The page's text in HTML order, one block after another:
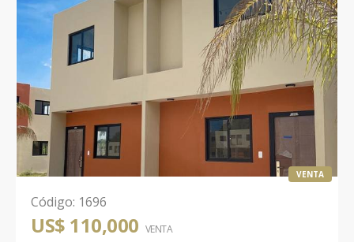
VENTA
Código: 1696
US$ 110,000 VENTA